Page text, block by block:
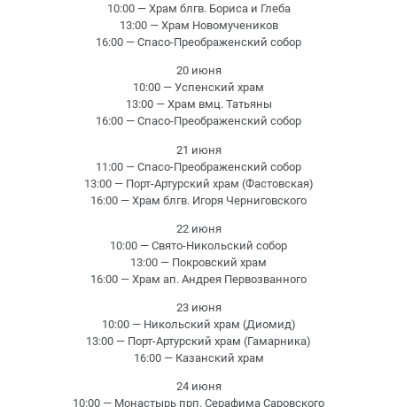
10:00 — Храм блгв. Бориса и Глеба
13:00 — Храм Новомучеников
16:00 — Спасо-Преображенский собор
20 июня
10:00 — Успенский храм
13:00 — Храм вмц. Татьяны
16:00 — Спасо-Преображенский собор
21 июня
11:00 — Спасо-Преображенский собор
13:00 — Порт-Артурский храм (Фастовская)
16:00 — Храм блгв. Игоря Черниговского
22 июня
10:00 — Свято-Никольский собор
13:00 — Покровский храм
16:00 — Храм ап. Андрея Первозванного
23 июня
10:00 — Никольский храм (Диомид)
13:00 — Порт-Артурский храм (Гамарника)
16:00 — Казанский храм
24 июня
10:00 — Монастырь прп. Серафима Саровского